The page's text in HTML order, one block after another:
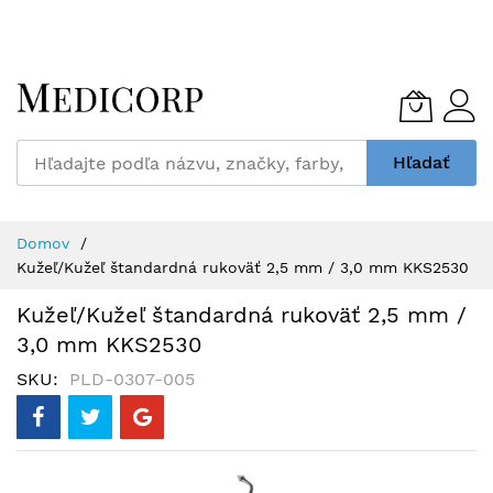
to
Content
Hľadať
Domov
Kužeľ/Kužeľ štandardná rukoväť 2,5 mm / 3,0 mm KKS2530
Kužeľ/Kužeľ štandardná rukoväť 2,5 mm /
3,0 mm KKS2530
SKU PLD-0307-005